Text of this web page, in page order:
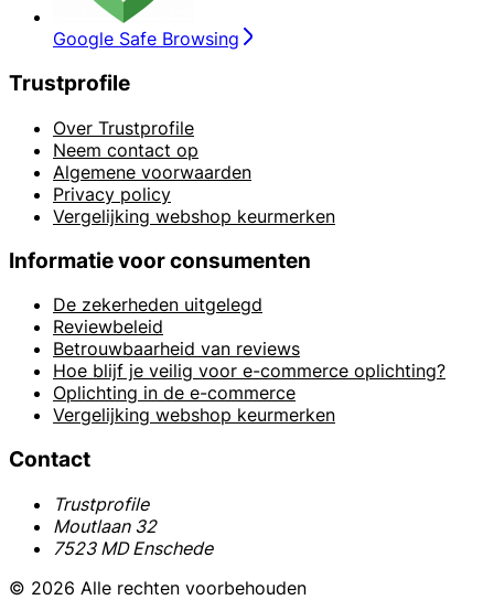
Google Safe Browsing
Trustprofile
Over Trustprofile
Neem contact op
Algemene voorwaarden
Privacy policy
Vergelijking webshop keurmerken
Informatie voor consumenten
De zekerheden uitgelegd
Reviewbeleid
Betrouwbaarheid van reviews
Hoe blijf je veilig voor e-commerce oplichting?
Oplichting in de e-commerce
Vergelijking webshop keurmerken
Contact
Trustprofile
Moutlaan 32
7523 MD Enschede
© 2026 Alle rechten voorbehouden